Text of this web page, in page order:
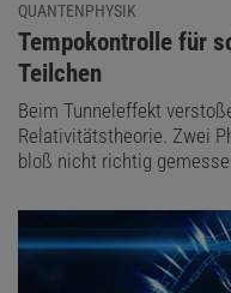
QUANTENPHYSIK
:
Tempokontrolle für
Teilchen
Beim Tunneleffekt
Relativitätstheorie. Zwei
bloß nicht richtig